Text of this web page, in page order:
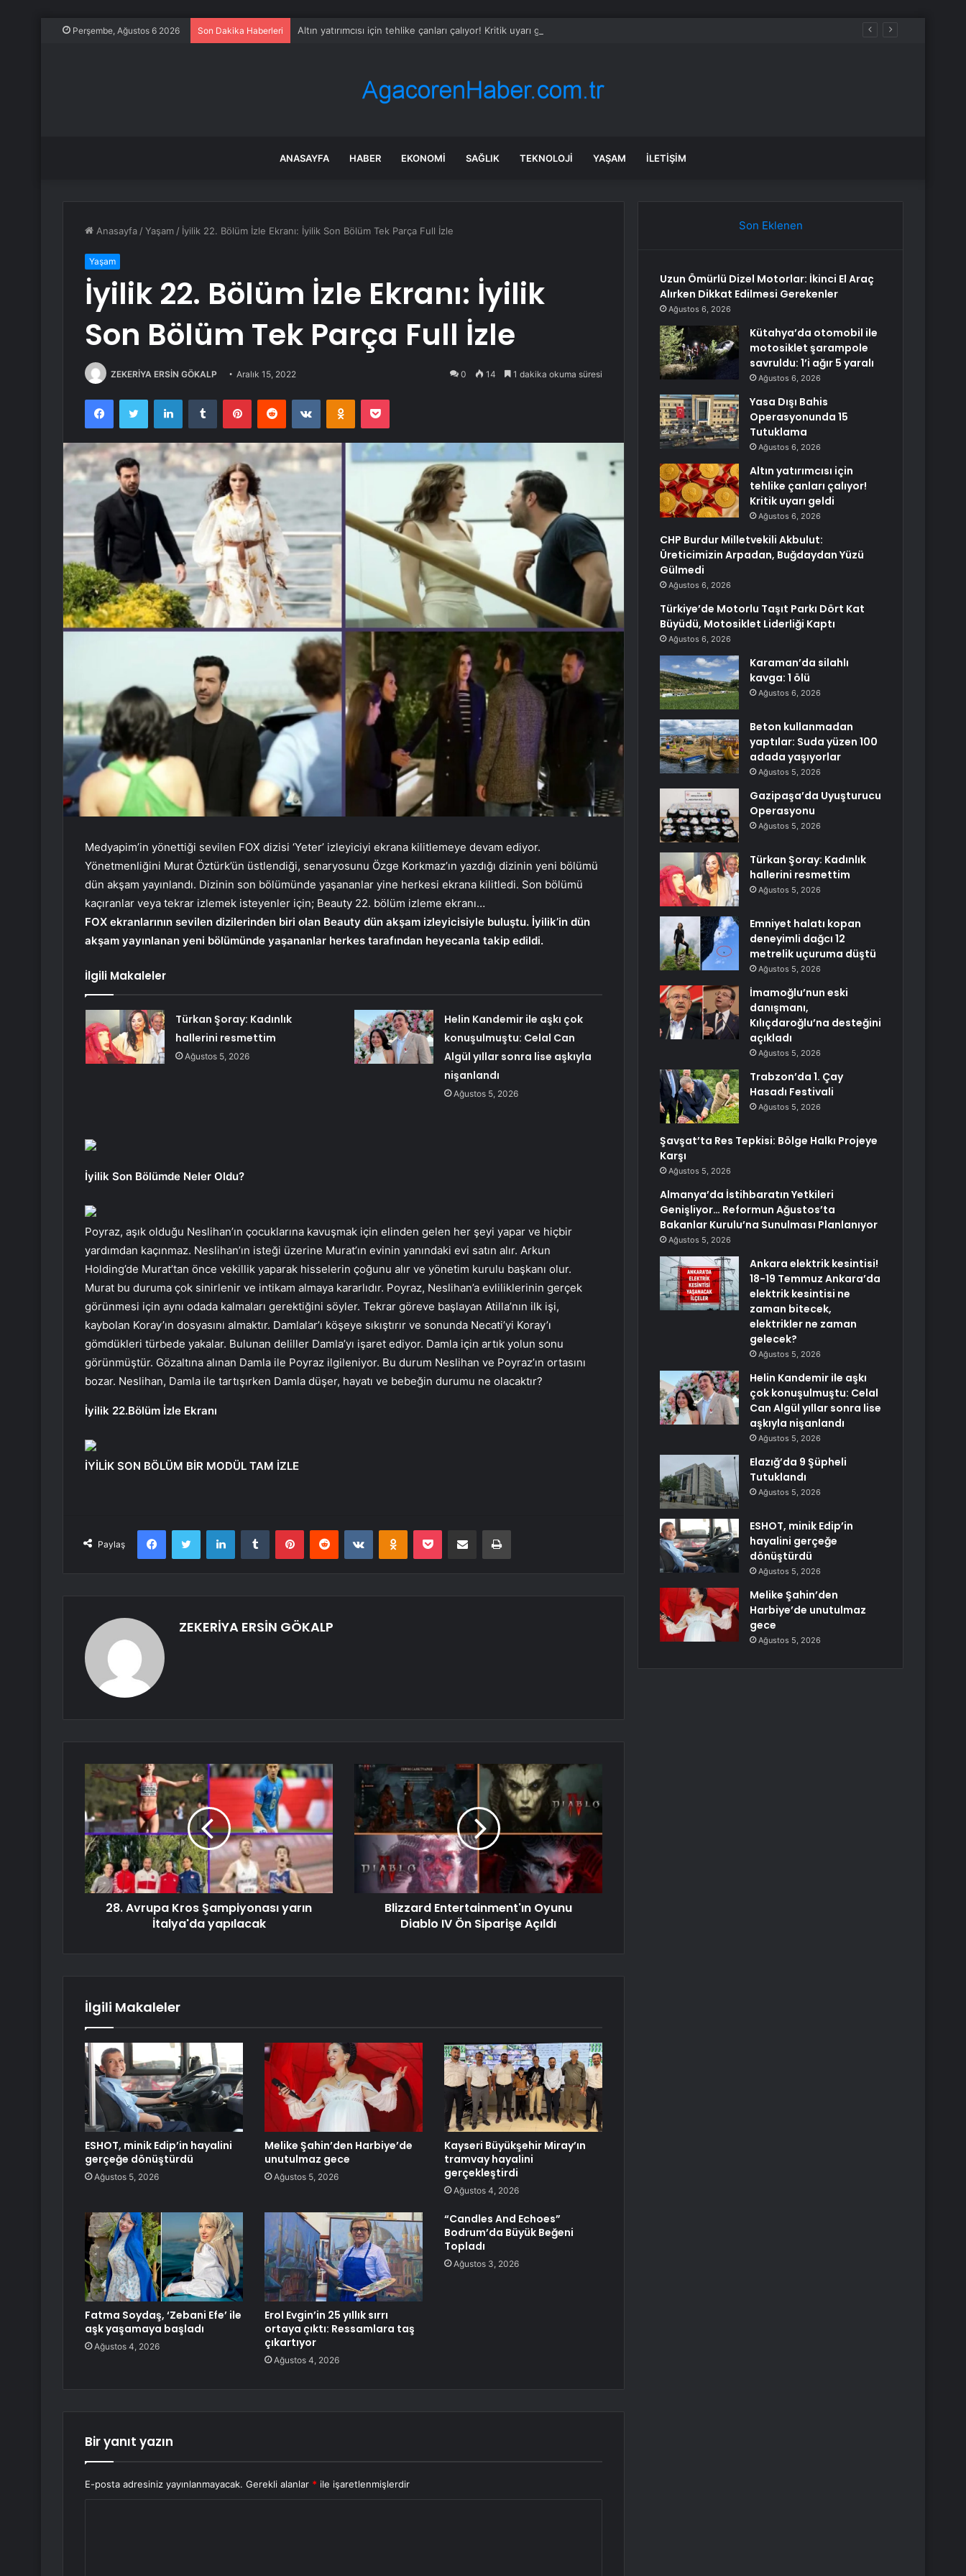
Perşembe, Ağustos 6 2026 Son Dakika Haberleri Altın yatırımcısı için tehlike çanları çalıyor! Kritik uyarı geldi
ANASAYFA HABER EKONOMI SAĞLIK TEKNOLOJI YAŞAM İLETIŞIM
Anasayfa /Yaşam / İyilik 22. Bölüm İzle Ekranı: İyilik Son Bölüm Tek Parça Full İzle
Yaşam
İyilik 22. Bölüm İzle Ekranı: İyilik
Son Bölüm Tek Parça Full İzle
ZEKERİYA ERSİN GÖKALP Aralık 15, 2022 0 14 1 dakika okuma süresi
FacebookTwitter LinkedInTumblr PinterestReddit VKontakteOdnoklassniki
Pocket
Medyapim’in yönettiği sevilen FOX dizisi ‘Yeter’ izleyiciyi ekrana kilitlemeye devam ediyor.
Yönetmenliğini Murat Öztürk’ün üstlendiği, senaryosunu Özge Korkmaz’ın yazdığı dizinin yeni bölümü
dün akşam yayınlandı. Dizinin son bölümünde yaşananlar yine herkesi ekrana kilitledi. Son bölümü
kaçıranlar veya tekrar izlemek isteyenler için; Beauty 22. bölüm izleme ekranı…
FOX ekranlarının sevilen dizilerinden biri olan Beauty dün akşam izleyicisiyle buluştu. İyilik’in dün
akşam yayınlanan yeni bölümünde yaşananlar herkes tarafından heyecanla takip edildi.
İlgili Makaleler
Türkan Şoray: Kadınlık
hallerini resmettim
Ağustos 5, 2026
Helin Kandemir ile aşkı çok
konuşulmuştu: Celal Can
Algül yıllar sonra lise aşkıyla
nişanlandı
Ağustos 5, 2026
İyilik Son Bölümde Neler Oldu?
Poyraz, aşık olduğu Neslihan’ın çocuklarına kavuşmak için elinden gelen her şeyi yapar ve hiçbir
yardımdan kaçınmaz. Neslihan’ın isteği üzerine Murat’ın evinin yanındaki evi satın alır. Arkun
Holding’de Murat’tan önce vekillik yaparak hisselerin çoğunu alır ve yönetim kurulu başkanı olur.
Murat bu duruma çok sinirlenir ve intikam almaya kararlıdır. Poyraz, Neslihan’a evliliklerinin gerçek
görünmesi için aynı odada kalmaları gerektiğini söyler. Tekrar göreve başlayan Atilla’nın ilk işi,
kaybolan Koray’ın dosyasını almaktır. Damlalar’ı köşeye sıkıştırır ve sonunda Necati’yi Koray’ı
gömdükleri türbede yakalar. Bulunan deliller Damla’yı işaret ediyor. Damla için artık yolun sonu
görünmüştür. Gözaltına alınan Damla ile Poyraz ilgileniyor. Bu durum Neslihan ve Poyraz’ın ortasını
bozar. Neslihan, Damla ile tartışırken Damla düşer, hayatı ve bebeğin durumu ne olacaktır?
İyilik 22.Bölüm İzle Ekranı
İYİLİK SON BÖLÜM BİR MODÜL TAM İZLE
Paylaş
FacebookTwitter LinkedInTumblr PinterestReddit VKontakteOdnoklassniki
Pocket E-Posta ile paylaş Yazdır
ZEKERİYA ERSİN GÖKALP
28. Avrupa Kros Şampiyonası yarın
İtalya'da yapılacak
Blizzard Entertainment'ın Oyunu
Diablo IV Ön Siparişe Açıldı
İlgili Makaleler
ESHOT, minik Edip’in hayalini
gerçeğe dönüştürdü
Ağustos 5, 2026
Melike Şahin’den Harbiye’de
unutulmaz gece
Ağustos 5, 2026
Kayseri Büyükşehir Miray’ın
tramvay hayalini
gerçekleştirdi
Ağustos 4, 2026
Fatma Soydaş, ‘Zebani Efe’ ile
aşk yaşamaya başladı
Ağustos 4, 2026
Erol Evgin’in 25 yıllık sırrı
ortaya çıktı: Ressamlara taş
çıkartıyor
Ağustos 4, 2026
“Candles And Echoes”
Bodrum’da Büyük Beğeni
Topladı
Ağustos 3, 2026
Bir yanıt yazın
E-posta adresiniz yayınlanmayacak. Gerekli alanlar * ile işaretlenmişlerdir
Son Eklenen
Uzun Ömürlü Dizel Motorlar: İkinci El Araç
Alırken Dikkat Edilmesi Gerekenler
Ağustos 6, 2026
Kütahya’da otomobil ile
motosiklet şarampole
savruldu: 1’i ağır 5 yaralı
Ağustos 6, 2026
Yasa Dışı Bahis
Operasyonunda 15
Tutuklama
Ağustos 6, 2026
Altın yatırımcısı için
tehlike çanları çalıyor!
Kritik uyarı geldi
Ağustos 6, 2026
CHP Burdur Milletvekili Akbulut:
Üreticimizin Arpadan, Buğdaydan Yüzü
Gülmedi
Ağustos 6, 2026
Türkiye’de Motorlu Taşıt Parkı Dört Kat
Büyüdü, Motosiklet Liderliği Kaptı
Ağustos 6, 2026
Karaman’da silahlı
kavga: 1 ölü
Ağustos 6, 2026
Beton kullanmadan
yaptılar: Suda yüzen 100
adada yaşıyorlar
Ağustos 5, 2026
Gazipaşa’da Uyuşturucu
Operasyonu
Ağustos 5, 2026
Türkan Şoray: Kadınlık
hallerini resmettim
Ağustos 5, 2026
Emniyet halatı kopan
deneyimli dağcı 12
metrelik uçuruma düştü
Ağustos 5, 2026
İmamoğlu’nun eski
danışmanı,
Kılıçdaroğlu’na desteğini
açıkladı
Ağustos 5, 2026
Trabzon’da 1. Çay
Hasadı Festivali
Ağustos 5, 2026
Şavşat’ta Res Tepkisi: Bölge Halkı Projeye
Karşı
Ağustos 5, 2026
Almanya’da İstihbaratın Yetkileri
Genişliyor… Reformun Ağustos’ta
Bakanlar Kurulu’na Sunulması Planlanıyor
Ağustos 5, 2026
Ankara elektrik kesintisi!
18-19 Temmuz Ankara’da
elektrik kesintisi ne
zaman bitecek,
elektrikler ne zaman
gelecek?
Ağustos 5, 2026
Helin Kandemir ile aşkı
çok konuşulmuştu: Celal
Can Algül yıllar sonra lise
aşkıyla nişanlandı
Ağustos 5, 2026
Elazığ’da 9 Şüpheli
Tutuklandı
Ağustos 5, 2026
ESHOT, minik Edip’in
hayalini gerçeğe
dönüştürdü
Ağustos 5, 2026
Melike Şahin’den
Harbiye’de unutulmaz
gece
Ağustos 5, 2026